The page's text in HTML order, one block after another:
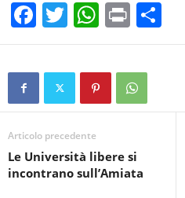
F
a
c
b
o
o
T
wi
tt
W
h
at
s
A
p
Pr
in
t
o
vi
Articolo precedente
Le Università libere si
incontrano sull’Amiata